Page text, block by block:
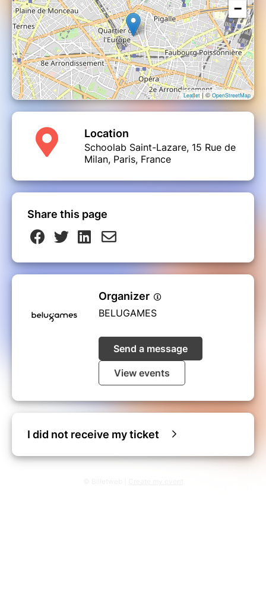
https://fresquedeladiversite.org/
−
Leaflet| ©OpenStreetMap
Location
Schoolab Saint-Lazare, 15 Rue de
Milan, Paris, France
Share this page
Organizer
BELUGAMES
Send a message
View events
I did not receive my ticket